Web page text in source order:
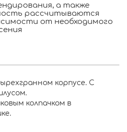
а также
рассчитываются
от необходимого
корпусе. С
колпачком в